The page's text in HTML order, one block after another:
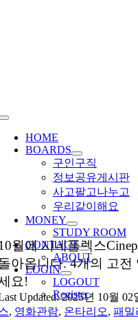
Toggle
Navigation
HOME
BOARDS
구인구직
정보공유게시판
사고팔고나누고
우리같이해요
MONEY
STUDY ROOM
CONTACT
ABOUT
LOGIN
LOGOUT
Register
월에 시네플렉스
아옵니다. 4개의 고전
요!
Updated: 2025년 10월 02
, 영화관람, 온타리오,패밀